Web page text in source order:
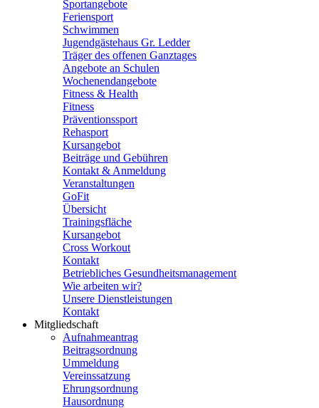
Sportangebote
Feriensport
Schwimmen
Jugendgästehaus Gr. Ledder
Träger des offenen Ganztages
Angebote an Schulen
Wochenendangebote
Fitness & Health
Fitness
Präventionssport
Rehasport
Kursangebot
Beiträge und Gebühren
Kontakt & Anmeldung
Veranstaltungen
GoFit
Übersicht
Trainingsfläche
Kursangebot
Cross Workout
Kontakt
Betriebliches Gesundheitsmanagement
Wie arbeiten wir?
Unsere Dienstleistungen
Kontakt
Mitgliedschaft
Aufnahmeantrag
Beitragsordnung
Ummeldung
Vereinssatzung
Ehrungsordnung
Hausordnung